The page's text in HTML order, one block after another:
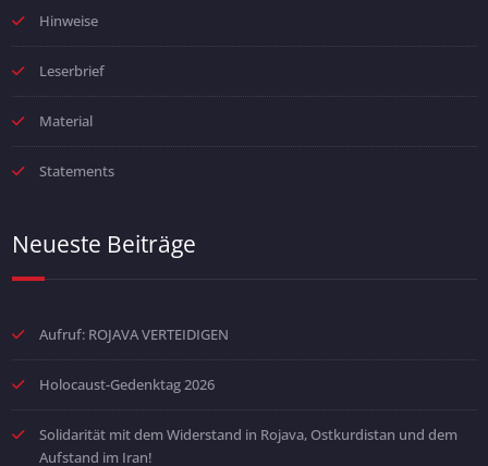
Hinweise
Leserbrief
Material
Statements
Neueste Beiträge
Aufruf: ROJAVA VERTEIDIGEN
Holocaust-Gedenktag 2026
Solidarität mit dem Widerstand in Rojava, Ostkurdistan und dem
Aufstand im Iran!